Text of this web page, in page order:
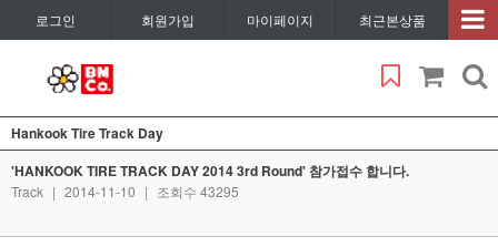
로그인 회원가입 마이페이지 최근본상품
Hankook Tire Track Day
'HANKOOK TIRE TRACK DAY 2014 3rd Round' 참가접수 합니다.
Track | 2014-11-10 | 조회수 43295